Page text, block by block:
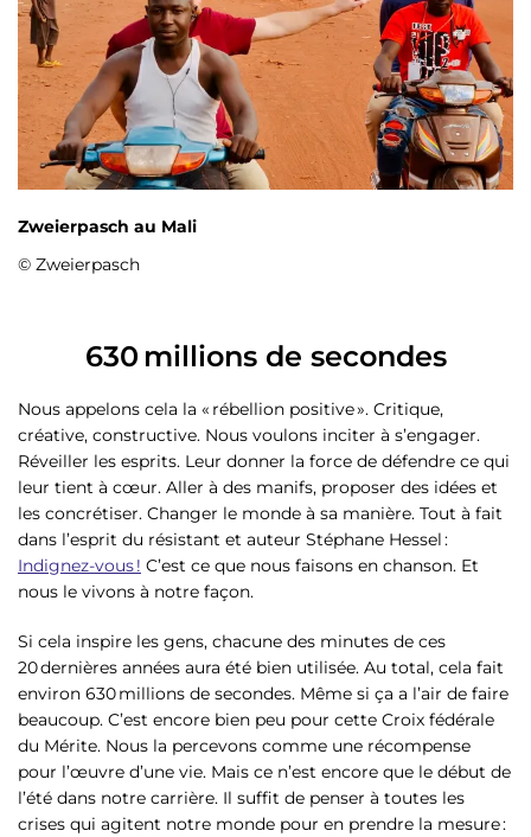
Zweierpasch au Mali
© Zweierpasch
630 millions de secondes
Nous appelons cela la « rébellion positive ». Critique,
créative, constructive. Nous voulons inciter à s’engager.
Réveiller les esprits. Leur donner la force de défendre ce qui
leur tient à cœur. Aller à des manifs, proposer des idées et
les concrétiser. Changer le monde à sa manière. Tout à fait
dans l’esprit du résistant et auteur Stéphane Hessel :
Indignez-vous ! C’est ce que nous faisons en chanson. Et
nous le vivons à notre façon.
Si cela inspire les gens, chacune des minutes de ces
20 dernières années aura été bien utilisée. Au total, cela fait
environ 630 millions de secondes. Même si ça a l’air de faire
beaucoup. C’est encore bien peu pour cette Croix fédérale
du Mérite. Nous la percevons comme une récompense
pour l’œuvre d’une vie. Mais ce n’est encore que le début de
l’été dans notre carrière. Il suffit de penser à toutes les
crises qui agitent notre monde pour en prendre la mesure :